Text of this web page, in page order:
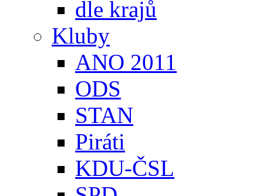
dle krajů
Kluby
ANO 2011
ODS
STAN
Piráti
KDU-ČSL